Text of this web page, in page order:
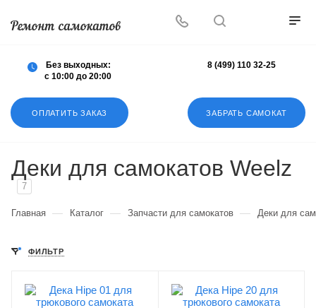
ОПЛАТИТЬ ЗАКАЗ ЗАБРАТЬ САМОКАТ
Без выходных:
с 10:00 до 20:00
8 (499) 110 32-25
Деки для самокатов Weelz
7
Главная — Каталог — Запчасти для самокатов — Деки для
ФИЛЬТР